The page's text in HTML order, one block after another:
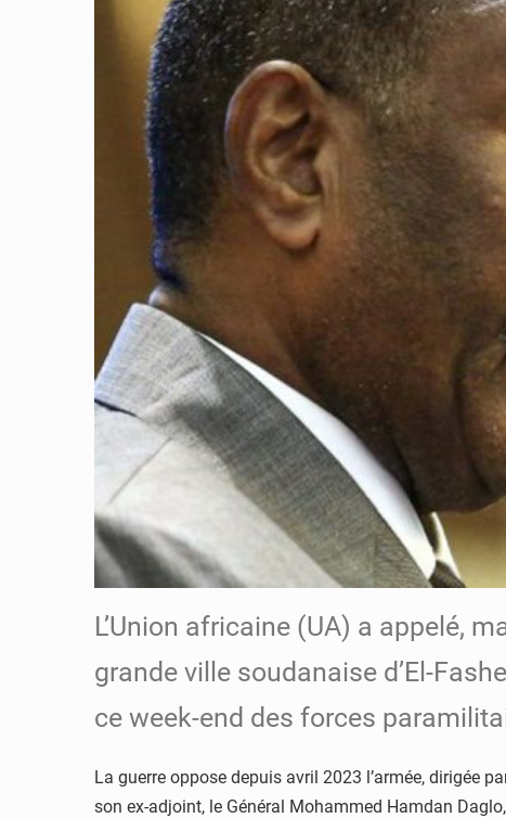
L’Union africaine (UA) a appelé,
grande ville soudanaise d’El-
ce week-end des forces
La guerre oppose depuis avril 2023 l’armée, dirigée
son ex-adjoint, le Général Mohammed Hamdan